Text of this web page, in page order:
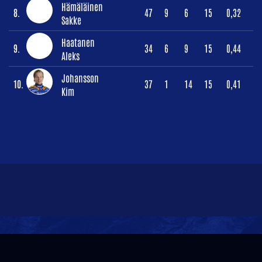
8.
Hämäläinen
Sakke
47 9 6 15 0,32
9.
Haatanen
Aleks
34 6 9 15 0,44
10.
Johansson
Kim
37 1 14 15 0,41